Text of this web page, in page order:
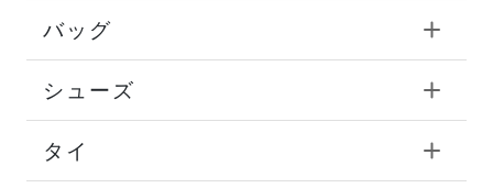
バッグ
シューズ
タイ